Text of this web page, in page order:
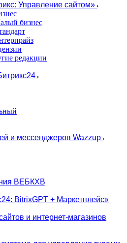
Управление сайтом»
бизнес
редакции
и мессенджеров Wazzup
ВЕБКХВ
BitrixGPT + Маркетплейс»
и интернет-магазинов